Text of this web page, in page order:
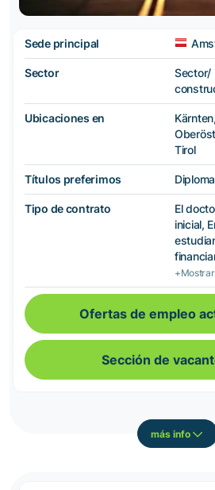
Sede principal
Sector
Sector/
Ubicaciones en
Tirol
Títulos preferimos
Tipo de contrato
El
inicial,
Ofertas de empleo
Sección de
más info